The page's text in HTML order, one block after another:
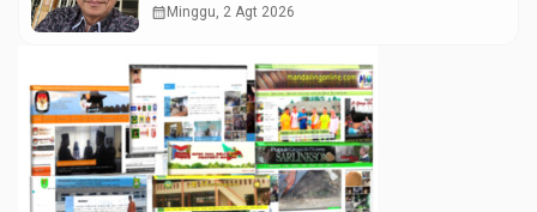
calendar_monthMinggu, 2 Agt 2026